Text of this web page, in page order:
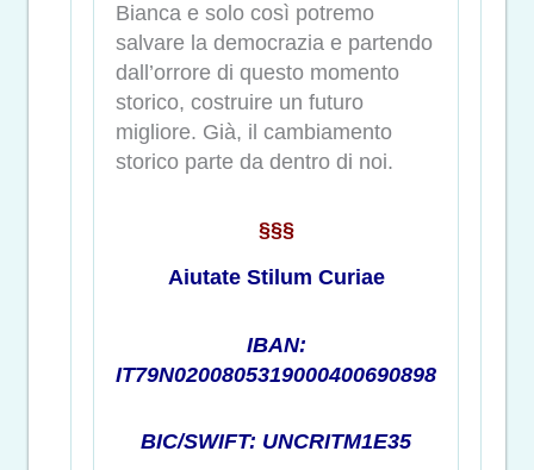
Bianca e solo così potremo
salvare la democrazia e partendo
dall’orrore di questo momento
storico, costruire un futuro
migliore. Già, il cambiamento
storico parte da dentro di noi.
§§§
Aiutate Stilum Curiae
IBAN:
IT79N0200805319000400690898
BIC/SWIFT: UNCRITM1E35